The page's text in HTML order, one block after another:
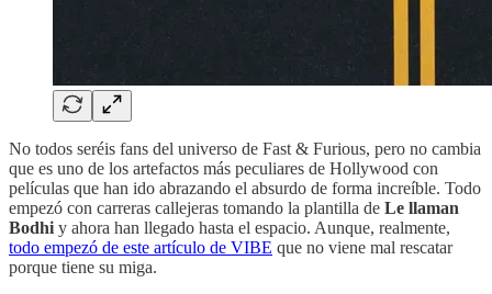
No todos seréis fans del universo de Fast & Furious, pero no cambia
que es uno de los artefactos más peculiares de Hollywood con
películas que han ido abrazando el absurdo de forma increíble. Todo
empezó con carreras callejeras tomando la plantilla de Le llaman
Bodhi y ahora han llegado hasta el espacio. Aunque, realmente,
todo empezó de este artículo de VIBE que no viene mal rescatar
porque tiene su miga.